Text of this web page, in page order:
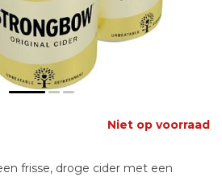
Niet op voorraad
frisse, droge cider met een